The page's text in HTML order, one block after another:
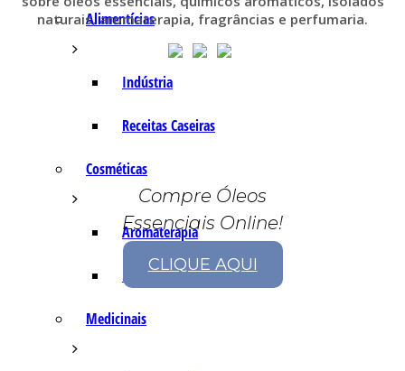
Alimentícias
Indústria
Receitas Caseiras
Cosméticas
Aromaterapia
Fórmulas Caseiras
Medicinais
naturais, aromaterapia, fragrâncias e perfumaria.
Compre Óleos
Essenciais Online!
CLIQUE AQUI